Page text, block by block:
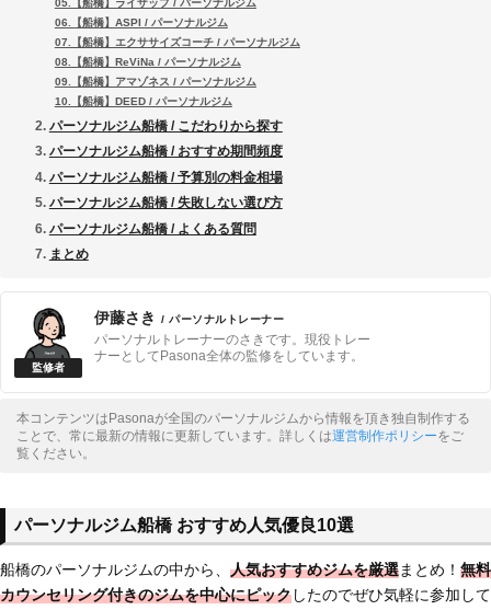
05.【船橋】ライザップ / パーソナルジム
06.【船橋】ASPI / パーソナルジム
07.【船橋】エクササイズコーチ / パーソナルジム
08.【船橋】ReViNa / パーソナルジム
09.【船橋】アマゾネス / パーソナルジム
10.【船橋】DEED / パーソナルジム
パーソナルジム船橋 / こだわりから探す
パーソナルジム船橋 / おすすめ期間頻度
パーソナルジム船橋 / 予算別の料金相場
パーソナルジム船橋 / 失敗しない選び方
パーソナルジム船橋 / よくある質問
まとめ
伊藤さき / パーソナルトレーナー
パーソナルトレーナーのさきです。現役トレー
ナーとしてPasona全体の監修をしています。
本コンテンツはPasonaが全国のパーソナルジムから情報を頂き独自制作する
ことで、常に最新の情報に更新しています。詳しくは運営制作ポリシーをご
覧ください。
パーソナルジム船橋 おすすめ人気優良10選
船橋のパーソナルジムの中から、 人気おすすめジムを厳選まとめ！ 無料
カウンセリング付きのジムを中心にピックしたのでぜひ気軽に参加して